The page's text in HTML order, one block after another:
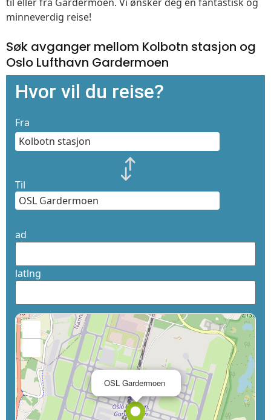
minneverdig reise!
Søk avganger mellom Kolbotn stasjon og
Oslo Lufthavn Gardermoen
Hvor vil du reise?
Fra
Til
ad
latlng
OSL Gardermoen